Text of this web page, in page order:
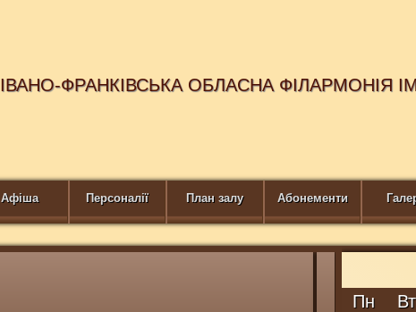
ІВАНО-ФРАНКІВСЬКА ОБЛАСНА ФІЛАРМОНІЯ
Афіша Персоналії План залу Абонементи
ПРИДБАЙТЕ
Пн Вт